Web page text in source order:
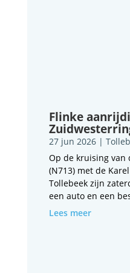
Flinke
27 jun 2026|
Op de kruising van
(N713) met de
Tollebeek zijn
een auto en een
Lees meer